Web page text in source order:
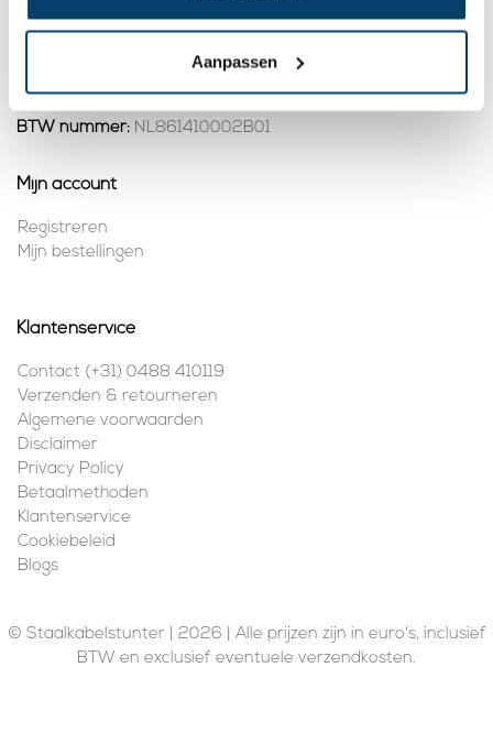
Aanpassen
E-mail: info@staalkabelstunter.com
+31488410119
BTW nummer: NL861410002B01
Mijn account
Registreren
Mijn bestellingen
Klantenservice
Contact (+31) 0488 410119
Verzenden & retourneren
Algemene voorwaarden
Disclaimer
Privacy Policy
Betaalmethoden
Klantenservice
Cookiebeleid
Blogs
© Staalkabelstunter | 2026 | Alle prijzen zijn in euro's, inclusief
BTW en exclusief eventuele verzendkosten.